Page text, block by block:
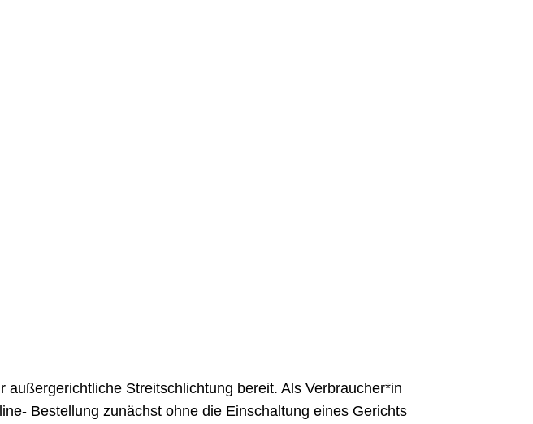
Streitschlichtung bereit. Als Verbraucher*in
Bestellung zunächst ohne die Einschaltung eines Gerichts